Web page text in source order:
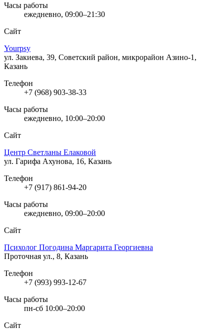
Часы работы
ежедневно, 09:00–21:30
Сайт
Yourpsy
ул. Закиева, 39, Советский район, микрорайон Азино-1,
Казань
Телефон
+7 (968) 903-38-33
Часы работы
ежедневно, 10:00–20:00
Сайт
Центр Светланы Елаковой
ул. Гарифа Ахунова, 16, Казань
Телефон
+7 (917) 861-94-20
Часы работы
ежедневно, 09:00–20:00
Сайт
Психолог Погодина Маргарита Георгиевна
Проточная ул., 8, Казань
Телефон
+7 (993) 993-12-67
Часы работы
пн-сб 10:00–20:00
Сайт